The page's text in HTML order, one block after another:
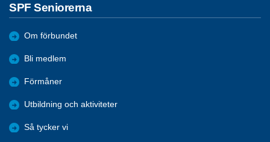
SPF Seniorerna
Om förbundet
Bli medlem
Förmåner
Utbildning och aktiviteter
Så tycker vi